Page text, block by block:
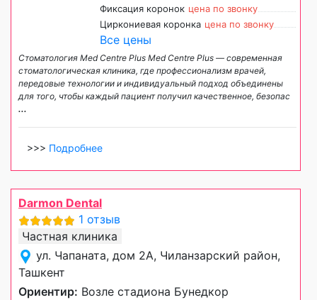
Фиксация коронок цена по звонку
Циркониевая коронка цена по звонку
Все цены
Стоматология Med Centre Plus Med Centre Plus — современная
стоматологическая клиника, где профессионализм врачей,
передовые технологии и индивидуальный подход объединены
для того, чтобы каждый пациент получил качественное, безопас
...
>>> Подробнее
Darmon Dental
1 отзыв
Частная клиника
ул. Чапаната, дом 2А, Чиланзарский район,
Ташкент
Ориентир: Возле стадиона Бунедкор